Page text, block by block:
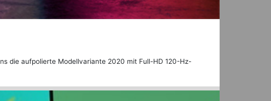
die aufpolierte Modellvariante 2020 mit Full-HD 120-Hz-